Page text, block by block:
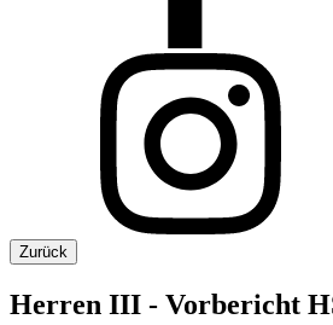
Zurück
Herren III - Vorbericht